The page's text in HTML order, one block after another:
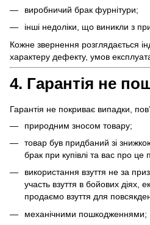
виробничий брак фурнітури;
інші недоліки, що виникли з
Кожне звернення розглядається
характеру дефекту, умов
4. Гарантія не
Гарантія не покриває випадки,
природним зносом товару;
товар був придбаний зі
брак при купівлі та вас про це
використання взуття не за
участь взуття в бойових діях,
продаємо взуття для
механічними пошкодженнями;